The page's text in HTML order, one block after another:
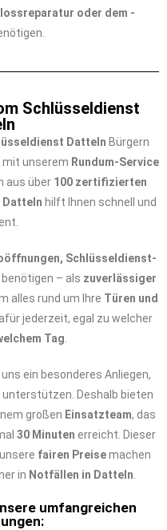
oder dem -
Schlüsseldienst
Datteln Bürgern
mit unserem Rundum-Service
aus über 100 zertifizierten
Datteln hilft Ihnen schnell und
Schlüsseldienst-
benötigen – als zuverlässiger
alles rund um Ihre Türen und
jederzeit, egal zu welcher
Tag
ein besonderes Anliegen,
Deshalb bieten
großen Einsatzteam, das
30 Minuten erreicht. Dieser
fairen Preisemachen
in Notfällen in Datteln
umfangreichen